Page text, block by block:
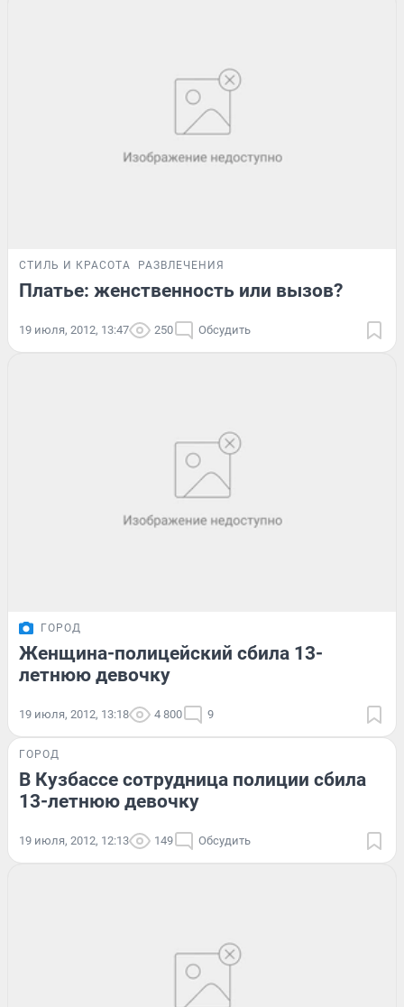
СТИЛЬ И КРАСОТА РАЗВЛЕЧЕНИЯ
Платье: женственность или вызов?
19 июля, 2012, 13:47 250 Обсудить
ГОРОД
Женщина-полицейский сбила 13-
летнюю девочку
19 июля, 2012, 13:18 4 800 9
ГОРОД
В Кузбассе сотрудница полиции сбила
13-летнюю девочку
19 июля, 2012, 12:13 149 Обсудить